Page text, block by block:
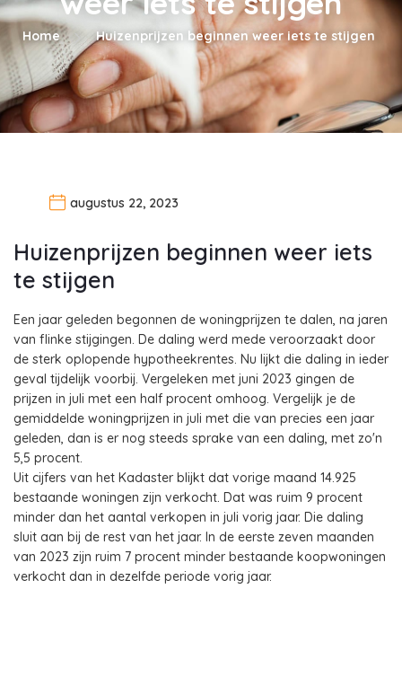
Home Huizenprijzen beginnen weer iets te stijgen
augustus 22, 2023
Huizenprijzen beginnen weer iets
te stijgen
Een jaar geleden begonnen de woningprijzen te dalen, na jaren
van flinke stijgingen. De daling werd mede veroorzaakt door
de sterk oplopende hypotheekrentes. Nu lijkt die daling in ieder
geval tijdelijk voorbij. Vergeleken met juni 2023 gingen de
prijzen in juli met een half procent omhoog. Vergelijk je de
gemiddelde woningprijzen in juli met die van precies een jaar
geleden, dan is er nog steeds sprake van een daling, met zo'n
5,5 procent.
Uit cijfers van het Kadaster blijkt dat vorige maand 14.925
bestaande woningen zijn verkocht. Dat was ruim 9 procent
minder dan het aantal verkopen in juli vorig jaar. Die daling
sluit aan bij de rest van het jaar. In de eerste zeven maanden
van 2023 zijn ruim 7 procent minder bestaande koopwoningen
verkocht dan in dezelfde periode vorig jaar.